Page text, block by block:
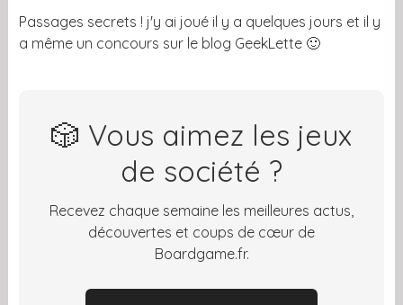
Passages secrets ! j'y ai joué il y a quelques jours et il y
a même un concours sur le blog GeekLette 🙂
🎲 Vous aimez les jeux
de société ?
Recevez chaque semaine les meilleures actus,
découvertes et coups de cœur de
Boardgame.fr.